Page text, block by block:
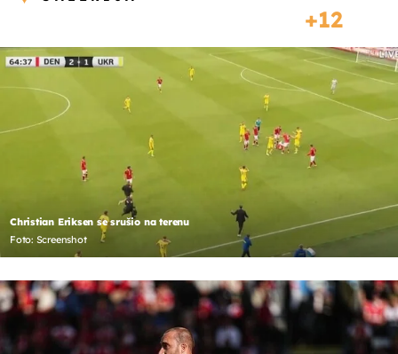
12
Christian Eriksen se srušio na terenu
Foto: Screenshot